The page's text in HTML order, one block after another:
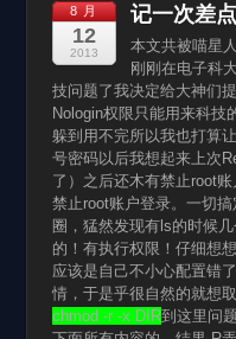
8 月
12
2013
记一次差
本文共被喵星
刚刚在电子科
技问题了我决定给大神们
Nologin权限只能用来科技
躲到用不完所以我也打算
号密码以后我想起来上次
了）之后还木有禁止root
禁止root账户登录。一切
圈，猛然发现有ls的时候
的！有执行权限！仔细想
应该是自己不小心配置错
情，于是乎很自然的就想
chmod -r -x DIR到这里问